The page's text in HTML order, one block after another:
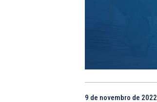
9 de novembro de 2022